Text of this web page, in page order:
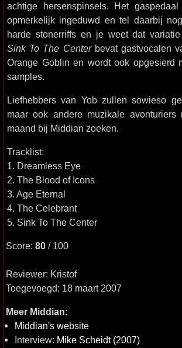
achtige hersenspinsels. Het
opmerkelijk ingeduwd en tel daarbij
harde stonerriffs en je weet dat
Sink To The Centerbevat gastvocalen
Orange Goblin en wordt ook opgesierd
samples.
Liefhebbers van Yob zullen sowieso
maar ook andere muzikale avonturiers
maand bij Middian zoeken.
Tracklist:
1. Dreamless Eye
2. The Blood of Icons
3. Age Eternal
4. The Celebrant
5. Sink To The Center
Score: 80 / 100
Reviewer: Kristof
Toegevoegd: 18 maart 2007
Meer Middian:
Middian's website
Interview: Mike Scheidt (2007)